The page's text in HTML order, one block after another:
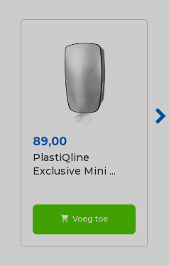
Prijs
89,00
PlastiQline
Exclusive Mini ...
shopping_cart Voeg toe